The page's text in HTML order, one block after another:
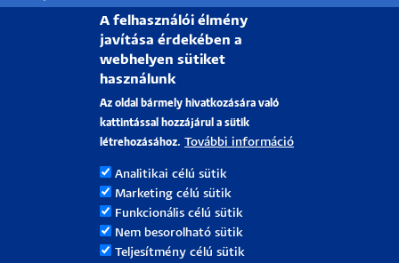
Pályázati projektek
PÉCSI TUDOMÁNYEGYETEM
H-7622 Pécs, Vasvári Pál utca. 4.
Tel.:+36-72/501-500
Rektori Kabinet: +36 30/787-2913
A felhasználói élmény
javítása érdekében a
webhelyen sütiket
használunk
Az oldal bármely hivatkozására való
kattintással hozzájárul a sütik
létrehozásához. További információ
Analitikai célú sütik
Marketing célú sütik
Funkcionális célú sütik
Nem besorolható sütik
Teljesítmény célú sütik